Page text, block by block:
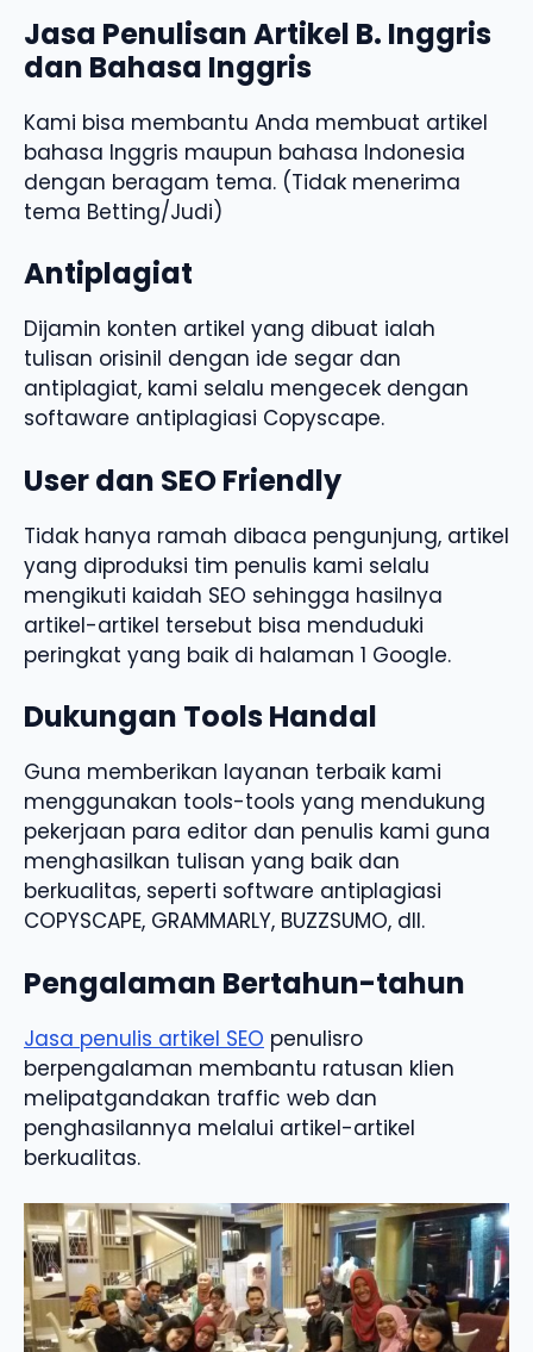
Jasa Penulisan Artikel B. Inggris
dan Bahasa Inggris
Kami bisa membantu Anda membuat artikel
bahasa Inggris maupun bahasa Indonesia
dengan beragam tema. (Tidak menerima
tema Betting/Judi)
Antiplagiat
Dijamin konten artikel yang dibuat ialah
tulisan orisinil dengan ide segar dan
antiplagiat, kami selalu mengecek dengan
softaware antiplagiasi Copyscape.
User dan SEO Friendly
Tidak hanya ramah dibaca pengunjung, artikel
yang diproduksi tim penulis kami selalu
mengikuti kaidah SEO sehingga hasilnya
artikel-artikel tersebut bisa menduduki
peringkat yang baik di halaman 1 Google.
Dukungan Tools Handal
Guna memberikan layanan terbaik kami
menggunakan tools-tools yang mendukung
pekerjaan para editor dan penulis kami guna
menghasilkan tulisan yang baik dan
berkualitas, seperti software antiplagiasi
COPYSCAPE, GRAMMARLY, BUZZSUMO, dll.
Pengalaman Bertahun-tahun
Jasa penulis artikel SEO penulisro
berpengalaman membantu ratusan klien
melipatgandakan traffic web dan
penghasilannya melalui artikel-artikel
berkualitas.